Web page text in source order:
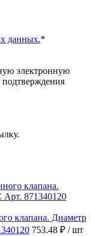
данных.*
электронную
подтверждения
клапана. Диаметр
753.48 ₽ / шт